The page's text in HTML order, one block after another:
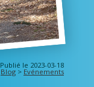
Publié le 2023-03-18
Blog > Evénements